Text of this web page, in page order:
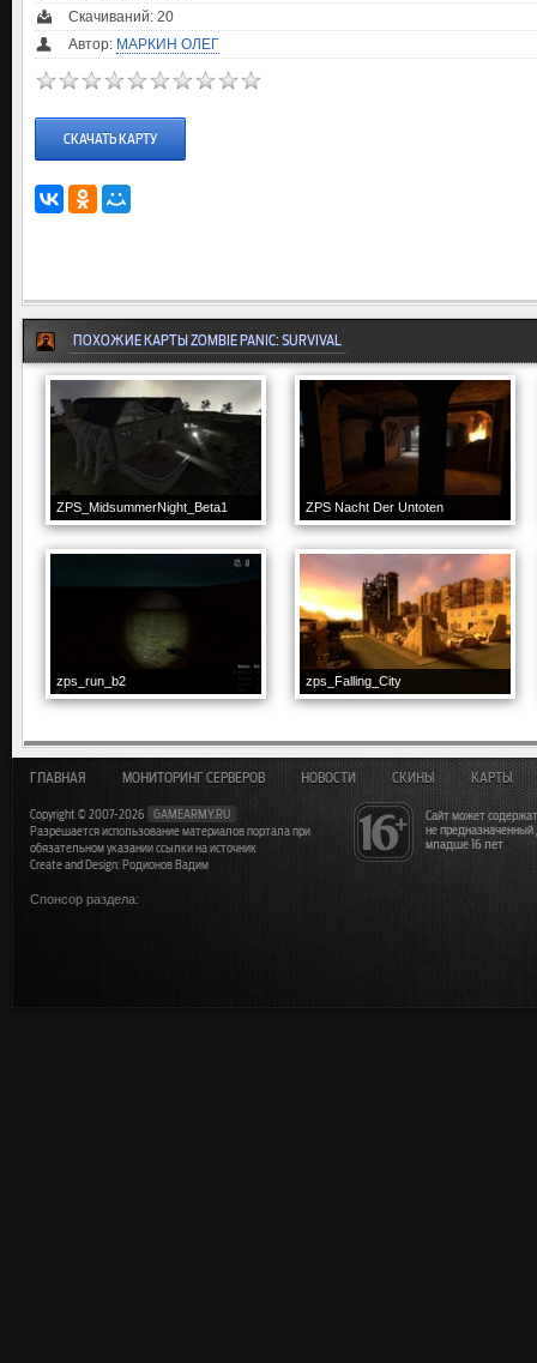
Скачиваний: 20
Автор: МАРКИН ОЛЕГ
СКАЧАТЬ КАРТУ
ПОХОЖИЕ КАРТЫ ZOMBIE PANIC: SURVIVAL
ZPS_MidsummerNight_Beta1 ZPS Nacht Der Untoten
zps_run_b2 zps_Falling_City
Сайт может
не
младше 16 лет
ГЛАВНАЯ МОНИТОРИНГ СЕРВЕРОВ НОВОСТИ СКИНЫ КАРТЫ
Copyright © 2007-2026
GAMEARMY.RU
Разрешается использование материалов портала при
обязательном указании ссылки на источник
Create and Design: Родионов Вадим
Спонсор раздела: